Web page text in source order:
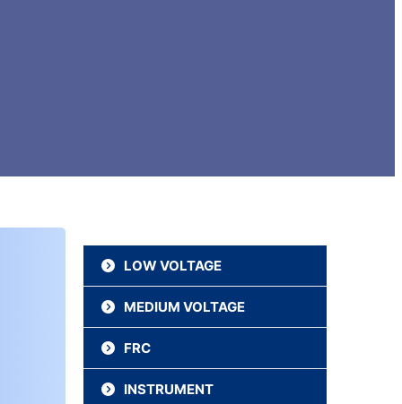
LOW VOLTAGE
NYRY
NA2XFGbY
MEDIUM VOLTAGE
NA2XCY
NA2XSERH
FRC
CU/MGT/XLPE/LSZH
INSTRUMENT